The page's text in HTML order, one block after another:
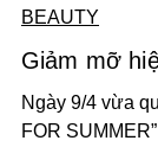
BEAUTY
Giảm mỡ
Ngày 9/4 vừa
FOR